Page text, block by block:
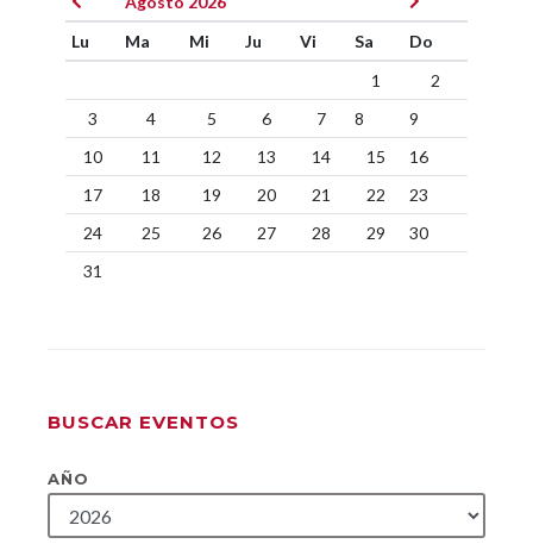
Lu
Ma Mi Ju Vi Sa
Do
1
2
3
4 5 6 7 8
9
10
11 12 13 14 15
16
17
18 19 20 21 22
23
24
25 26 27 28 29
30
31
BUSCAR EVENTOS
AÑO